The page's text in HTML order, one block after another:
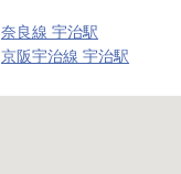
奈良線 宇治駅
京阪宇治線 宇治駅